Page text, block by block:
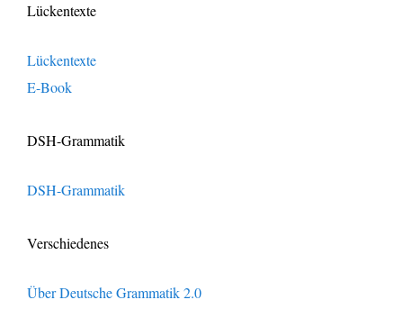
Lückentexte
Lückentexte
E-Book
DSH-Grammatik
DSH-Grammatik
Verschiedenes
Über Deutsche Grammatik 2.0